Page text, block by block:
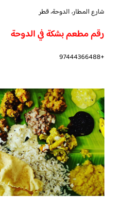
شارع المطار، الدوحة، قطر
رقم مطعم بشكة في الدوحة
+97444366488